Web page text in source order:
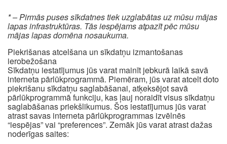
* – Pirmās puses sīkdatnes tiek uzglabātas uz mūsu mājas
lapas infrastruktūras. Tās iespējams atpazīt pēc mūsu
mājas lapas domēna nosaukuma.
Piekrišanas atcelšana un sīkdatņu izmantošanas
ierobežošana
Sīkdatņu iestatījumus jūs varat mainīt jebkurā laikā savā
interneta pārlūkprogrammā. Piemēram, jūs varat atcelt doto
piekrišanu sīkdatņu saglabāšanai, atķeksējot savā
pārlūkprogrammā funkciju, kas ļauj noraidīt visus sīkdatņu
saglabāšanas priekšlikumus. Šos iestatījumus jūs varat
atrast savas interneta pārlūkprogrammas izvēlnēs
“iespējas” vai “preferences”. Zemāk jūs varat atrast dažas
noderīgas saites: